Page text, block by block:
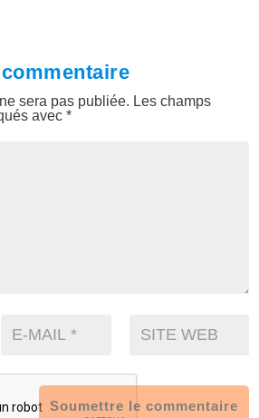
sera pas publiée. Les champs
avec*
Soumettre le commentaire